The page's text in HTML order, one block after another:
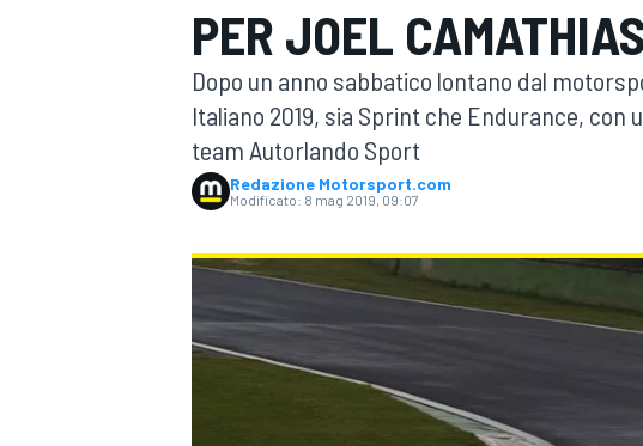
MOTOGP WEC
PER JOEL CAMATHIAS
Dopo un anno sabbatico lontano dal
Italiano 2019, sia Sprint che Endurance, con
team Autorlando Sport
Redazione Motorsport.com
Modificato: 8 mag 2019, 09:07